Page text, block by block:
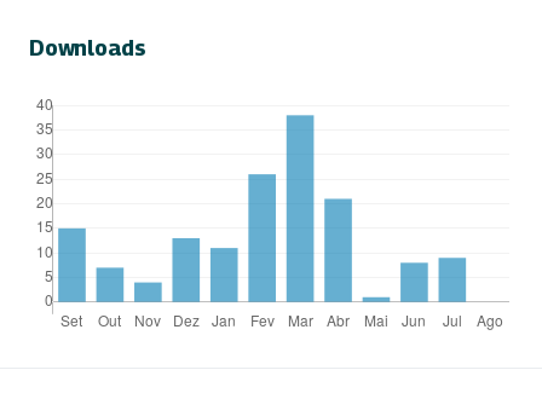
Downloads